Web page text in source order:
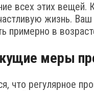
всех этих
жизнь.
примерно в
меры
что регулярное